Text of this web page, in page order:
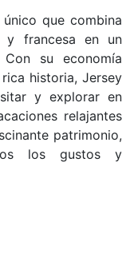
que combina
francesa en un
su economía
historia, Jersey
y explorar en
relajantes
patrimonio,
los gustos y